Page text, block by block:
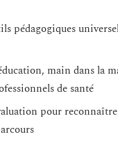
pédagogiques
main dans la
de santé
pour